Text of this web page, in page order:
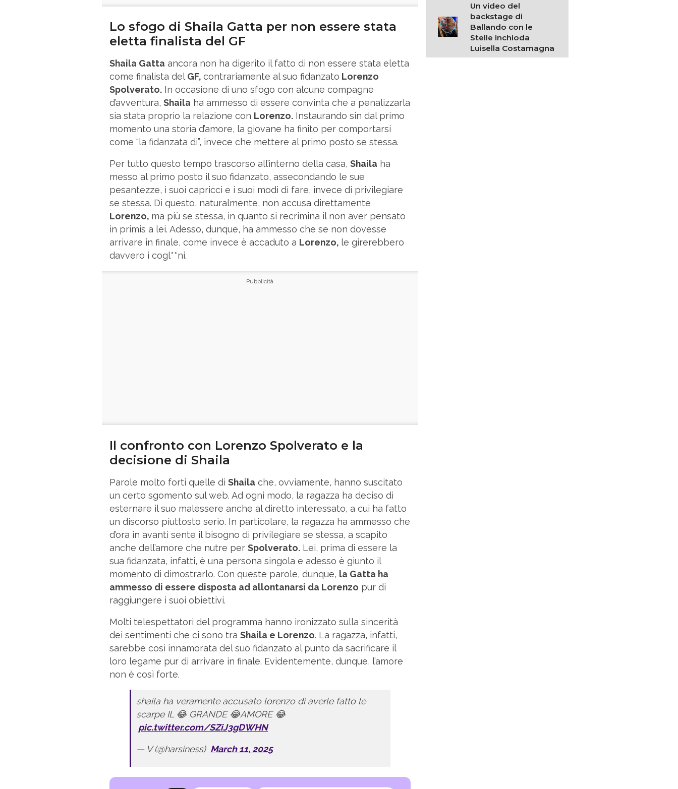
Lo sfogo di Shaila Gatta per non essere stata
eletta finalista del GF
Shaila Gatta ancora non ha digerito il fatto di non essere stata eletta
come finalista del GF, contrariamente al suo fidanzato Lorenzo
Spolverato. In occasione di uno sfogo con alcune compagne
d’avventura, Shaila ha ammesso di essere convinta che a penalizzarla
sia stata proprio la relazione con Lorenzo. Instaurando sin dal primo
momento una storia d’amore, la giovane ha finito per comportarsi
come “la fidanzata di”, invece che mettere al primo posto se stessa.
Per tutto questo tempo trascorso all’interno della casa, Shaila ha
messo al primo posto il suo fidanzato, assecondando le sue
pesantezze, i suoi capricci e i suoi modi di fare, invece di privilegiare
se stessa. Di questo, naturalmente, non accusa direttamente
Lorenzo, ma più se stessa, in quanto si recrimina il non aver pensato
in primis a lei. Adesso, dunque, ha ammesso che se non dovesse
arrivare in finale, come invece è accaduto a Lorenzo, le girerebbero
davvero i cogl**ni.
Il confronto con Lorenzo Spolverato e la
decisione di Shaila
Parole molto forti quelle di Shaila che, ovviamente, hanno suscitato
un certo sgomento sul web. Ad ogni modo, la ragazza ha deciso di
esternare il suo malessere anche al diretto interessato, a cui ha fatto
un discorso piuttosto serio. In particolare, la ragazza ha ammesso che
d’ora in avanti sente il bisogno di privilegiare se stessa, a scapito
anche dell’amore che nutre per Spolverato. Lei, prima di essere la
sua fidanzata, infatti, è una persona singola e adesso è giunto il
momento di dimostrarlo. Con queste parole, dunque, la Gatta ha
ammesso di essere disposta ad allontanarsi da Lorenzo pur di
raggiungere i suoi obiettivi.
Molti telespettatori del programma hanno ironizzato sulla sincerità
dei sentimenti che ci sono tra Shaila e Lorenzo. La ragazza, infatti,
sarebbe così innamorata del suo fidanzato al punto da sacrificare il
loro legame pur di arrivare in finale. Evidentemente, dunque, l’amore
non è così forte.
shaila ha veramente accusato lorenzo di averle fatto le
scarpe IL 😂 GRANDE 😂AMORE 😂
pic.twitter.com/SZiJ3gDWHN
— V (@harsiness) March 11, 2025
Un video del
backstage di
Ballando con le
Stelle inchioda
Luisella Costamagna